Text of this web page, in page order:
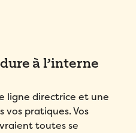
à l’interne
ligne directrice et une
pratiques. Vos
toutes se